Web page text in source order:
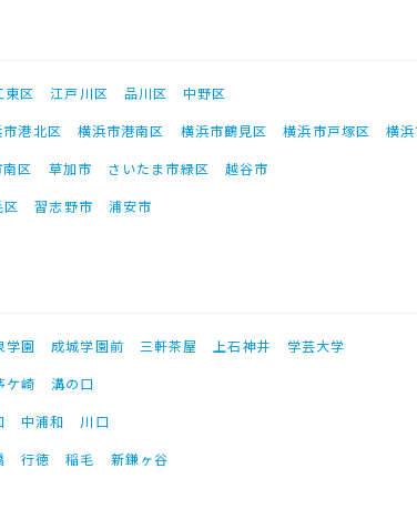
東区 江戸川区 品川区
中野区
市港北区 横浜市港南区 横浜市鶴見区 横浜市戸塚区
横
区 草加市 さいたま市緑区
越谷市
区 習志野市 浦安市
学園 成城学園前 三軒茶屋 上石神井
学芸大学
ケ崎
溝の口
中浦和
川口
行徳 稲毛 新鎌ヶ谷